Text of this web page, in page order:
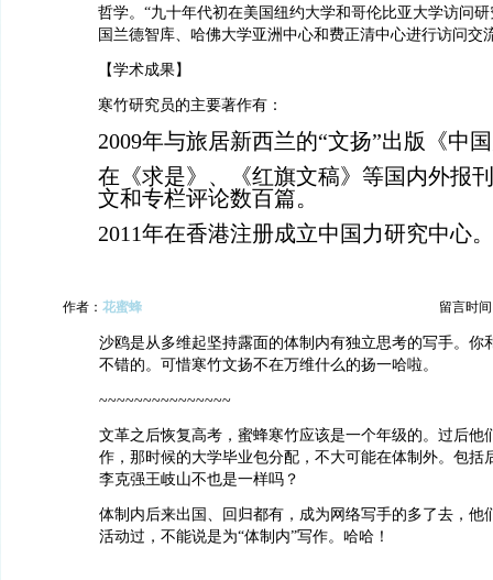
哲学。“九十年代初在美国纽约大学和哥伦比亚大学访问研
国兰德智库、哈佛大学亚洲中心和费正清中心进行访问交
【学术成果】
寒竹研究员的主要著作有：
2009年与旅居新西兰的“文扬”出版《中
在《求是》、《红旗文稿》等国内外报
文和专栏评论数百篇。
2011年在香港注册成立中国力研究中心。
作者： 花蜜蜂 留言时间
沙鸥是从多维起坚持露面的体制内有独立思考的写手。你
不错的。可惜寒竹文扬不在万维什么的扬一哈啦。
~~~~~~~~~~~~~~~
文革之后恢复高考，蜜蜂寒竹应该是一个年级的。过后他
作，那时候的大学毕业包分配，不大可能在体制外。包括
李克强王岐山不也是一样吗？
体制内后来出国、回归都有，成为网络写手的多了去，他
活动过，不能说是为“体制内”写作。哈哈！